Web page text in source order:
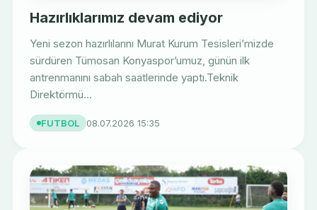
Hazırlıklarımız devam ediyor
Yeni sezon hazırlılarını Murat Kurum Tesisleri’mizde
sürdüren Tümosan Konyaspor’umuz, günün ilk
antrenmanını sabah saatlerinde yaptı.Teknik
Direktörmü...
FUTBOL 08.07.2026 15:35